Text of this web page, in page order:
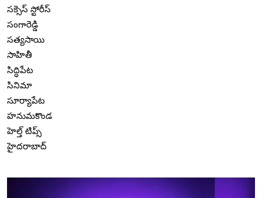
సక్సెస్ స్టోరీస్
సంగారెడ్డి
సత్యసాయి
సాహితీ
సిద్ధిపేట
సినిమా
సూర్యాపేట
హనుమకొండ
హెల్త్ టిప్స్
హైదరాబాద్